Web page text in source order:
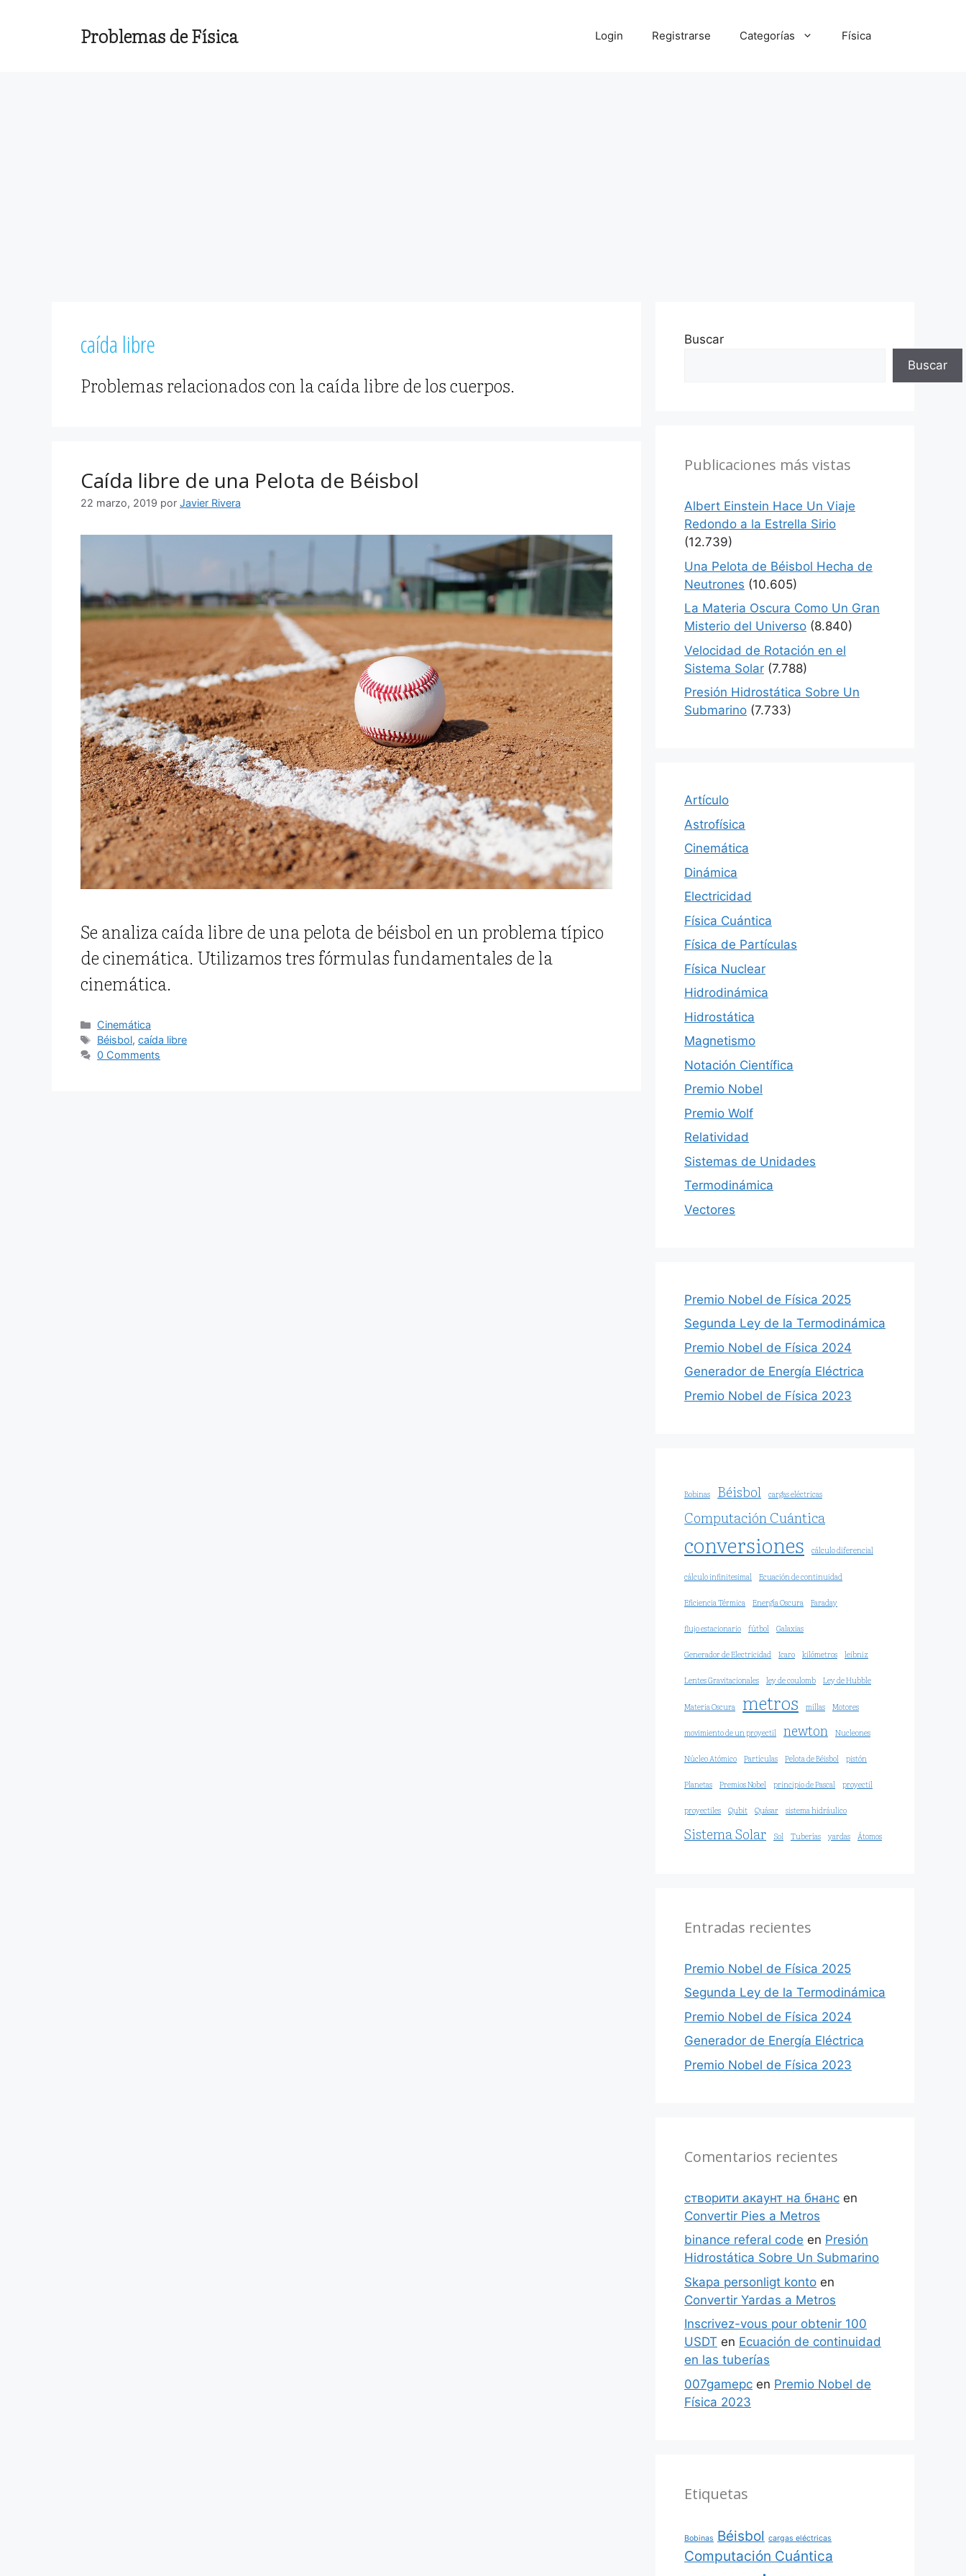
Problemas de Física Login Registrarse Categorías Física
caída libre
Problemas relacionados con la caída libre de los cuerpos.
Caída libre de una Pelota de Béisbol
22 marzo, 2019 por Javier Rivera
Se analiza caída libre de una pelota de béisbol en un problema típico
de cinemática. Utilizamos tres fórmulas fundamentales de la
cinemática.
Categorías
Cinemática
Etiquetas
Béisbol,caída libre
0 Comments
Buscar
Buscar
Publicaciones más vistas
Albert Einstein Hace Un Viaje
Redondo a la Estrella Sirio
(12.739)
Una Pelota de Béisbol Hecha de
Neutrones (10.605)
La Materia Oscura Como Un Gran
Misterio del Universo (8.840)
Velocidad de Rotación en el
Sistema Solar (7.788)
Presión Hidrostática Sobre Un
Submarino (7.733)
Artículo
Astrofísica
Cinemática
Dinámica
Electricidad
Física Cuántica
Física de Partículas
Física Nuclear
Hidrodinámica
Hidrostática
Magnetismo
Notación Científica
Premio Nobel
Premio Wolf
Relatividad
Sistemas de Unidades
Termodinámica
Vectores
Premio Nobel de Física 2025
Segunda Ley de la Termodinámica
Premio Nobel de Física 2024
Generador de Energía Eléctrica
Premio Nobel de Física 2023
Bobinas Béisbol cargas eléctricas
Computación Cuántica
conversiones cálculo diferencial
cálculo infinitesimal Ecuación de continuidad
Eficiencia Térmica Energía Oscura Faraday
flujo estacionario fútbol Galaxias
Generador de Electricidad Icaro kilómetros leibniz
Lentes Gravitacionales ley de coulomb Ley de Hubble
Materia Oscura metros millas Motores
movimiento de un proyectil newton Nucleones
Núcleo Atómico Partículas Pelota de Béisbol pistón
Planetas Premios Nobel principio de Pascal proyectil
proyectiles Qubit Quásar sistema hidráulico
Sistema Solar Sol Tuberías yardas Átomos
Entradas recientes
Premio Nobel de Física 2025
Segunda Ley de la Termodinámica
Premio Nobel de Física 2024
Generador de Energía Eléctrica
Premio Nobel de Física 2023
Comentarios recientes
створити акаунт на бнанс en
Convertir Pies a Metros
binance referal code en Presión
Hidrostática Sobre Un Submarino
Skapa personligt konto en
Convertir Yardas a Metros
Inscrivez-vous pour obtenir 100
USDT en Ecuación de continuidad
en las tuberías
007gamepc en Premio Nobel de
Física 2023
Etiquetas
Bobinas Béisbol cargas eléctricas
Computación Cuántica